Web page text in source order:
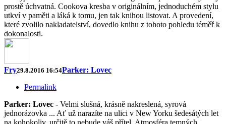
prostě úchvatná. Cookova kresba v originálním, jednoduchém stylu
utkví v paměti a láká k tomu, jen tak knihou listovat. A provedení,
které zvolilo nakladatelství, dovedlo knihu z tohoto pohledu téměř k
dokonalosti.
Fry29.8.2016 16:54Parker: Lovec
Permalink
Parker: Lovec - Velmi slušná, krásně nakreslená, syrová
jednorázovka ... Ať už narazíte na ulici v New Yorku šedesátých let